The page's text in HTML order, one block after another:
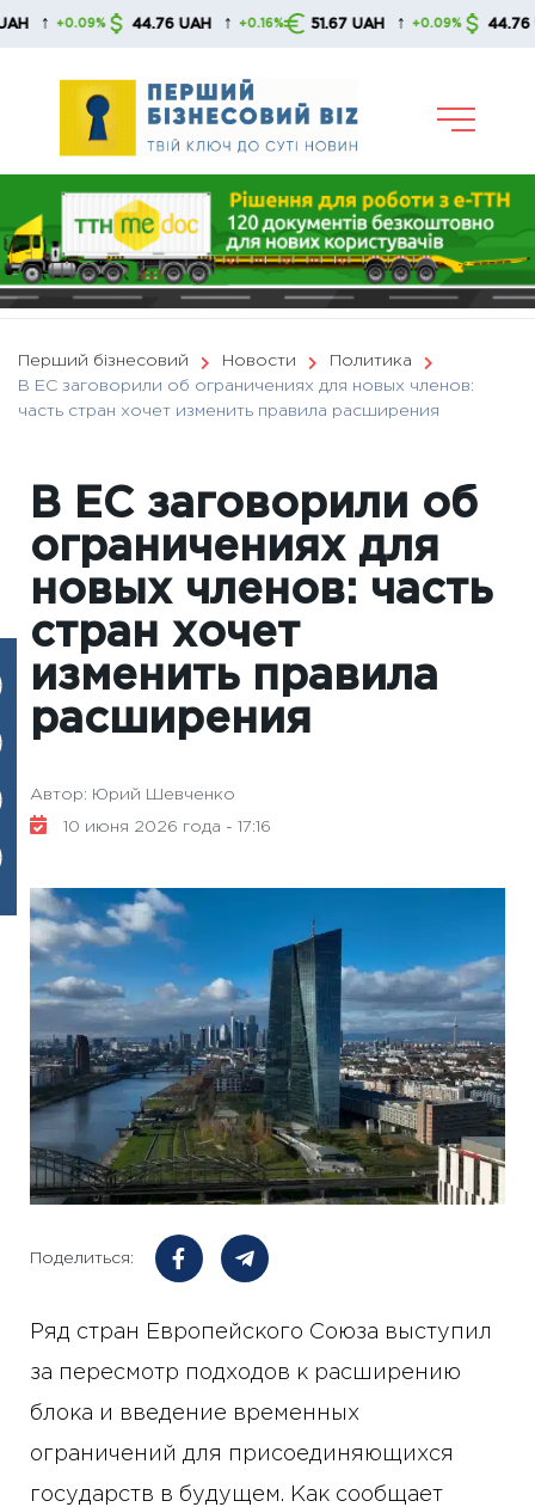
Skip
44.76 UAH ↑ +0.16% 51.67 UAH ↑ +0.09% 44.76 UAH ↑
Перший бізнесовий Новости
Политика
В ЕС заговорили об ограничениях для новых членов:
часть стран хочет изменить правила расширения
В ЕС заговорили об
ограничениях для
новых членов: часть
стран хочет
изменить правила
расширения
Автор: Юрий Шевченко
10 июня 2026 года - 17:16
Поделиться:
Ряд стран Европейского Союза выступил
за пересмотр подходов к расширению
блока и введение временных
ограничений для присоединяющихся
государств в будущем. Как сообщает